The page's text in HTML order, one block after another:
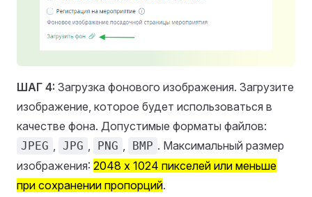
ШАГ 4: Загрузка фонового изображения. Загрузите
изображение, которое будет использоваться в
качестве фона. Допустимые форматы файлов:
JPEG JPG PNG BMP . Максимальный размер
изображения: 2048 х 1024 пикселей или меньше
при сохранении пропорций.